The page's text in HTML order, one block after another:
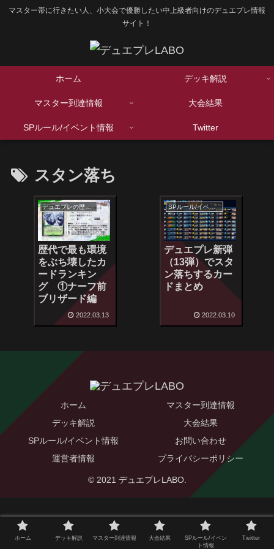
マスター帯に行きたい人、小大会で優勝したい中上級者向けのデュエプレ情報
サイト！
ホーム デッキ解説
マスター到達情報 大会結果
SPルール/イベント情報 Twitter
スタン落ち
デュエプレの歴史シリーズ
歴代で最も環境
をぶち壊したカ
ードランキン
グ ①ナーフ前
ブリザード編
2022.03.13
SPルール/イベント情報
デュエプレ新弾
（13弾）でスタ
ン落ちするカー
ドまとめ
2022.03.10
ホーム
マスター到達情報
デッキ解説
大会結果
SPルール/イベント情報
お問い合わせ
運営者情報
プライバシーポリシー
© 2021 デュエプレLABO.
ホーム デッキ解説 マスター到達情報 大会結果
SPルール/イベン
ト情報
Twitter